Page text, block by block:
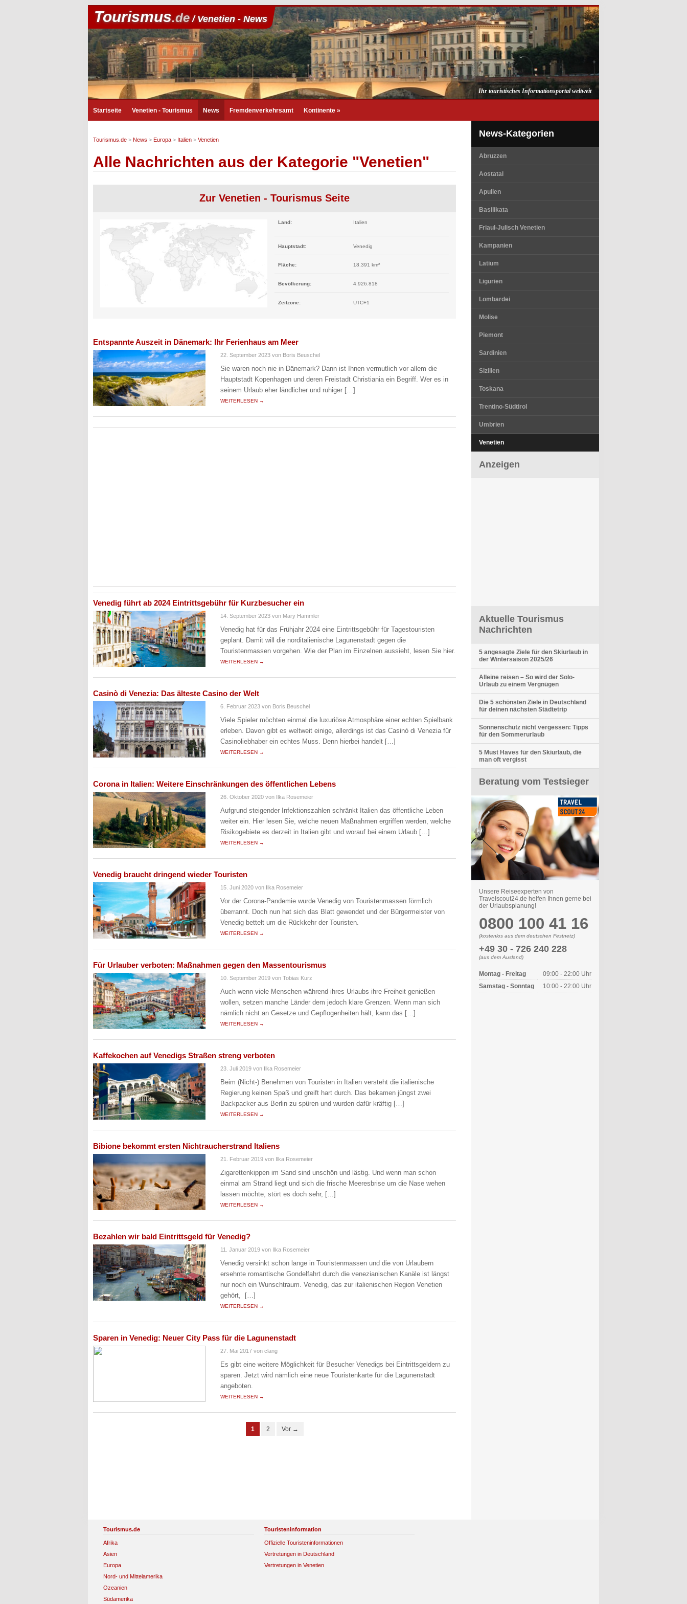
Tourismus.de/ Venetien - News
Ihr touristisches Informationsportal weltweit
Startseite Venetien - Tourismus News Fremdenverkehrsamt Kontinente »
Tourismus.de > News > Europa > Italien > Venetien
Alle Nachrichten aus der Kategorie "Venetien"
Zur Venetien - Tourismus Seite
Land: Italien
Hauptstadt: Venedig
Fläche: 18.391 km²
Bevölkerung: 4.926.818
Zeitzone: UTC+1
Entspannte Auszeit in Dänemark: Ihr Ferienhaus am Meer
22. September 2023 von Boris Beuschel
Sie waren noch nie in Dänemark? Dann ist Ihnen vermutlich vor allem die
Hauptstadt Kopenhagen und deren Freistadt Christiania ein Begriff. Wer es in
seinem Urlaub eher ländlicher und ruhiger […]
WEITERLESEN →
Venedig führt ab 2024 Eintrittsgebühr für Kurzbesucher ein
14. September 2023 von Mary Hammler
Venedig hat für das Frühjahr 2024 eine Eintrittsgebühr für Tagestouristen
geplant. Damit will die norditalienische Lagunenstadt gegen die
Touristenmassen vorgehen. Wie der Plan im Einzelnen aussieht, lesen Sie hier.
WEITERLESEN →
Casinò di Venezia: Das älteste Casino der Welt
6. Februar 2023 von Boris Beuschel
Viele Spieler möchten einmal die luxuriöse Atmosphäre einer echten Spielbank
erleben. Davon gibt es weltweit einige, allerdings ist das Casinò di Venezia für
Casinoliebhaber ein echtes Muss. Denn hierbei handelt […]
WEITERLESEN →
Corona in Italien: Weitere Einschränkungen des öffentlichen Lebens
26. Oktober 2020 von Ilka Rosemeier
Aufgrund steigender Infektionszahlen schränkt Italien das öffentliche Leben
weiter ein. Hier lesen Sie, welche neuen Maßnahmen ergriffen werden, welche
Risikogebiete es derzeit in Italien gibt und worauf bei einem Urlaub […]
WEITERLESEN →
Venedig braucht dringend wieder Touristen
15. Juni 2020 von Ilka Rosemeier
Vor der Corona-Pandemie wurde Venedig von Touristenmassen förmlich
überrannt. Doch nun hat sich das Blatt gewendet und der Bürgermeister von
Venedig bettelt um die Rückkehr der Touristen.
WEITERLESEN →
Für Urlauber verboten: Maßnahmen gegen den Massentourismus
10. September 2019 von Tobias Kurz
Auch wenn viele Menschen während ihres Urlaubs ihre Freiheit genießen
wollen, setzen manche Länder dem jedoch klare Grenzen. Wenn man sich
nämlich nicht an Gesetze und Gepflogenheiten hält, kann das […]
WEITERLESEN →
Kaffekochen auf Venedigs Straßen streng verboten
23. Juli 2019 von Ilka Rosemeier
Beim (Nicht-) Benehmen von Touristen in Italien versteht die italienische
Regierung keinen Spaß und greift hart durch. Das bekamen jüngst zwei
Backpacker aus Berlin zu spüren und wurden dafür kräftig […]
WEITERLESEN →
Bibione bekommt ersten Nichtraucherstrand Italiens
21. Februar 2019 von Ilka Rosemeier
Zigarettenkippen im Sand sind unschön und lästig. Und wenn man schon
einmal am Strand liegt und sich die frische Meeresbrise um die Nase wehen
lassen möchte, stört es doch sehr, […]
WEITERLESEN →
Bezahlen wir bald Eintrittsgeld für Venedig?
11. Januar 2019 von Ilka Rosemeier
Venedig versinkt schon lange in Touristenmassen und die von Urlaubern
ersehnte romantische Gondelfahrt durch die venezianischen Kanäle ist längst
nur noch ein Wunschtraum. Venedig, das zur italienischen Region Venetien
gehört, […]
WEITERLESEN →
Sparen in Venedig: Neuer City Pass für die Lagunenstadt
27. Mai 2017 von clang
Es gibt eine weitere Möglichkeit für Besucher Venedigs bei Eintrittsgeldern zu
sparen. Jetzt wird nämlich eine neue Touristenkarte für die Lagunenstadt
angeboten.
WEITERLESEN →
1 2 Vor →
News-Kategorien
Abruzzen
Aostatal
Apulien
Basilikata
Friaul-Julisch Venetien
Kampanien
Latium
Ligurien
Lombardei
Molise
Piemont
Sardinien
Sizilien
Toskana
Trentino-Südtirol
Umbrien
Venetien
Anzeigen
Aktuelle Tourismus
Nachrichten
5 angesagte Ziele für den Skiurlaub in
der Wintersaison 2025/26
Alleine reisen – So wird der Solo-
Urlaub zu einem Vergnügen
Die 5 schönsten Ziele in Deutschland
für deinen nächsten Städtetrip
Sonnenschutz nicht vergessen: Tipps
für den Sommerurlaub
5 Must Haves für den Skiurlaub, die
man oft vergisst
Beratung vom Testsieger
Unsere Reiseexperten von
Travelscout24.de helfen Ihnen gerne bei
der Urlaubsplanung!
0800 100 41 16
(kostenlos aus dem deutschen Festnetz)
+49 30 - 726 240 228
(aus dem Ausland)
Montag - Freitag
09:00 - 22:00 Uhr
Samstag - Sonntag
10:00 - 22:00 Uhr
Tourismus.de
Afrika
Asien
Europa
Nord- und Mittelamerika
Ozeanien
Südamerika
Touristeninformation
Offizielle Touristeninformationen
Vertretungen in Deutschland
Vertretungen in Venetien